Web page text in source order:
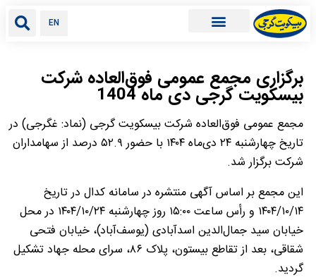
EN
برگزاری مجمع عمومی فوق‌العاده شرکت
بیسکویت گرجی دی ماه 1404
مجمع عمومی فوق‌العاده شرکت بیسکویت گرجی (نماد: غگرجی) در
تاریخ چهارشنبه ۲۴ دی‌ماه ۱۴۰۴ با حضور ۵۲.۹ درصد از سهامداران
شرکت برگزار شد.
این مجمع بر اساس آگهی منتشره در سامانه کدال در تاریخ
۱۴۰۴/۱۰/۱۴ و رأس ساعت ۱۵:۰۰ روز چهارشنبه ۱۴۰۴/۱۰/۲۴ در محل
خیابان سید جمال‌الدین اسدآبادی (یوسف‌آباد)، خیابان فتحی
شقاقی، بعد از تقاطع بیستون، پلاک ۸۶، سرای محله جهاد تشکیل
گردید.